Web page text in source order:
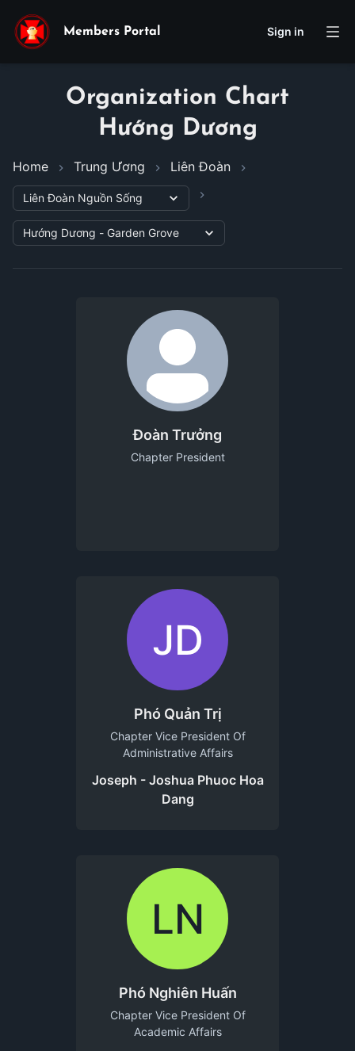
Members Portal Sign in
Organization Chart
Hướng Dương
Home Trung Ương Liên Đoàn
Đoàn Trưởng
Chapter President
JD
Phó Quản Trị
Chapter Vice President Of
Administrative Affairs
Joseph - Joshua Phuoc Hoa
Dang
LN
Phó Nghiên Huấn
Chapter Vice President Of
Academic Affairs